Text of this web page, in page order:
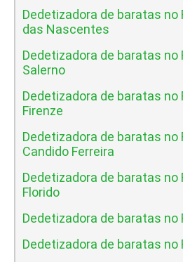
Dedetizadora de baratas no
das Nascentes
Dedetizadora de baratas
Salerno
Dedetizadora de baratas
Firenze
Dedetizadora de baratas no
Candido Ferreira
Dedetizadora de baratas no
Florido
Dedetizadora de baratas no
Dedetizadora de baratas no